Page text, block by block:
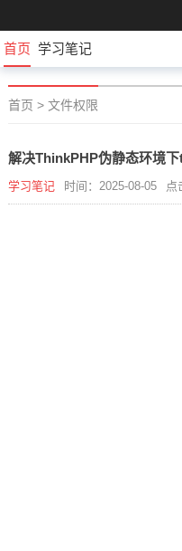
首页 学习笔记
首页 > 文件权限
解决ThinkPHP伪静态环境
学习笔记 时间：2025-08-05 点